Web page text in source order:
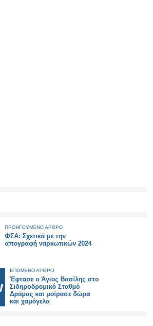
ΠΡΟΗΓΟΥΜΕΝΟ ΑΡΘΡΟ
ΦΣΑ: Σχετικά με την
απογραφή ναρκωτικών 2024
ΕΠΟΜΕΝΟ ΑΡΘΡΟ
Έφτασε ο Άγιος Βασίλης στο
Σιδηροδρομικό Σταθμό
Δράμας και μοίρασε δώρα
και χαμόγελα